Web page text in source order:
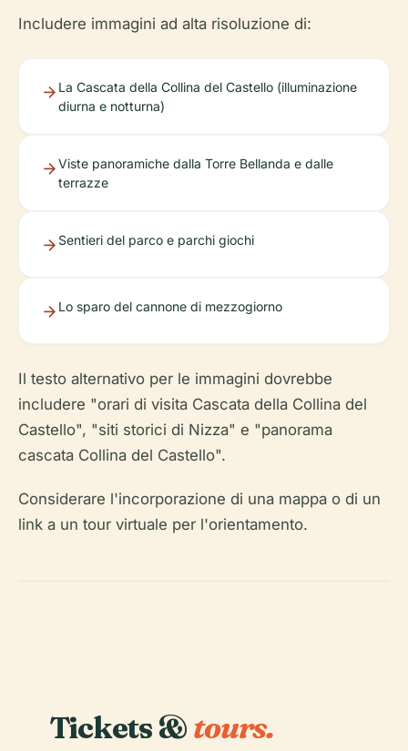
Includere immagini ad alta risoluzione di:
La Cascata della Collina del Castello (illuminazione
diurna e notturna)
Viste panoramiche dalla Torre Bellanda e dalle
terrazze
Sentieri del parco e parchi giochi
Lo sparo del cannone di mezzogiorno
Il testo alternativo per le immagini dovrebbe
includere "orari di visita Cascata della Collina del
Castello", "siti storici di Nizza" e "panorama
cascata Collina del Castello".
Considerare l'incorporazione di una mappa o di un
link a un tour virtuale per l'orientamento.
Tickets &tours.